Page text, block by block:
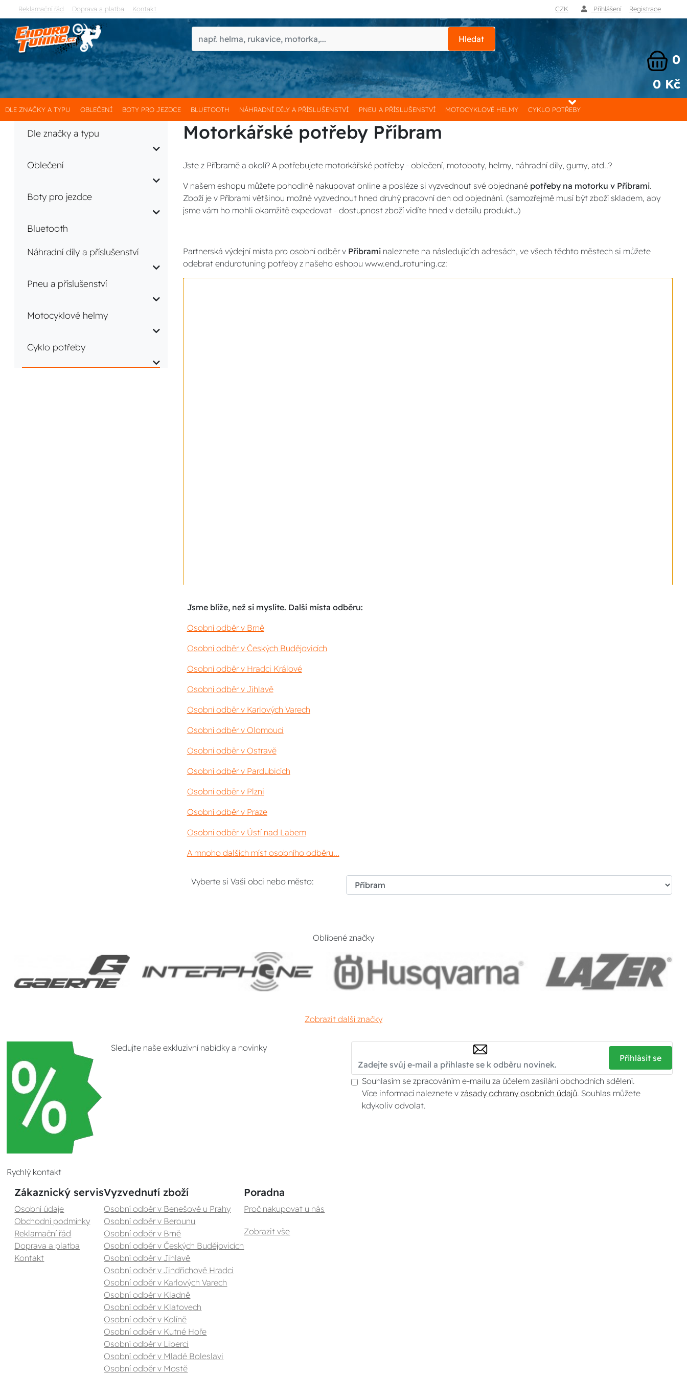
Reklamační řád Doprava a platba Kontakt CZK Přihlášení Registrace
Hledat
0
0 Kč
DLE ZNAČKY A TYPU OBLEČENÍ BOTY PRO JEZDCE BLUETOOTH NÁHRADNÍ DÍLY A PŘÍSLUŠENSTVÍ PNEU A PŘÍSLUŠENSTVÍ MOTOCYKLOVÉ HELMY CYKLO POTŘEBY
Dle značky a typu
Oblečení
Boty pro jezdce
Bluetooth
Náhradní díly a příslušenství
Pneu a příslušenství
Motocyklové helmy
Cyklo potřeby
Motorkářské potřeby Příbram
Jste z Příbramě a okolí? A potřebujete motorkářské potřeby - oblečení, motoboty, helmy, náhradní díly, gumy, atd..?
V našem eshopu můžete pohodlně nakupovat online a posléze si vyzvednout své objednané potřeby na motorku v Příbrami.
Zboží je v Příbrami většinou možné vyzvednout hned druhý pracovní den od objednání. (samozřejmě musí být zboží skladem, aby
jsme vám ho mohli okamžitě expedovat - dostupnost zboží vidíte hned v detailu produktu)
Partnerská výdejní místa pro osobní odběr v Příbraminaleznete na následujících adresách, ve všech těchto městech si můžete
odebrat endurotuning potřeby z našeho eshopu www.endurotuning.cz:
Jsme blíže, než si myslíte. Další místa odběru:
Osobní odběr v Brně
Osobní odběr v Českých Budějovicích
Osobní odběr v Hradci Králové
Osobní odběr v Jihlavě
Osobní odběr v Karlových Varech
Osobní odběr v Olomouci
Osobní odběr v Ostravě
Osobní odběr v Pardubicích
Osobní odběr v Plzni
Osobní odběr v Praze
Osobní odběr v Ústí nad Labem
A mnoho dalších míst osobního odběru...
Vyberte si Vaši obci nebo město:
Oblíbené značky
Zobrazit další značky
Sledujte naše exkluzivní nabídky a novinky
Přihlásit se
Souhlasím se zpracováním e-mailu za účelem zasílání obchodních sdělení.
Více informací naleznete v zásady ochrany osobních údajů. Souhlas můžete
kdykoliv odvolat.
Rychlý kontakt
Zákaznický servis
Osobní údaje
Obchodní podmínky
Reklamační řád
Doprava a platba
Kontakt
Vyzvednutí zboží
Osobní odběr v Benešově u Prahy
Osobní odběr v Berounu
Osobní odběr v Brně
Osobní odběr v Českých Budějovicích
Osobní odběr v Jihlavě
Osobní odběr v Jindřichově Hradci
Osobní odběr v Karlových Varech
Osobní odběr v Kladně
Osobní odběr v Klatovech
Osobní odběr v Kolíně
Osobní odběr v Kutné Hoře
Osobní odběr v Liberci
Osobní odběr v Mladé Boleslavi
Osobní odběr v Mostě
Poradna
Proč nakupovat u nás
Zobrazit vše